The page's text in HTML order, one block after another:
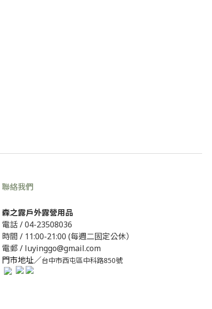
聯絡我們
森之露戶外露營用品
電話 /04-23508036
時間 / 11:00-21:00 (每週二固定公休）
電郵 / luyinggo@gmail.com
門市地址／台中市西屯區中科路850號